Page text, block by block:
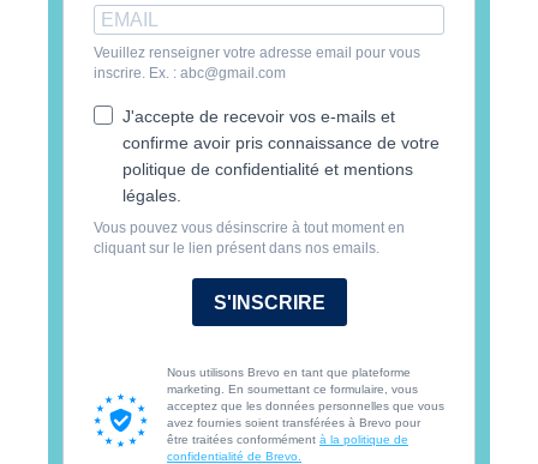
Veuillez renseigner votre adresse email pour vous
inscrire. Ex. : abc@gmail.com
J'accepte de recevoir vos e-mails et
confirme avoir pris connaissance de votre
politique de confidentialité et mentions
légales.
Vous pouvez vous désinscrire à tout moment en
cliquant sur le lien présent dans nos emails.
S'INSCRIRE
Nous utilisons Brevo en tant que plateforme
marketing. En soumettant ce formulaire, vous
acceptez que les données personnelles que vous
avez fournies soient transférées à Brevo pour
être traitées conformément à la politique de
confidentialité de Brevo.